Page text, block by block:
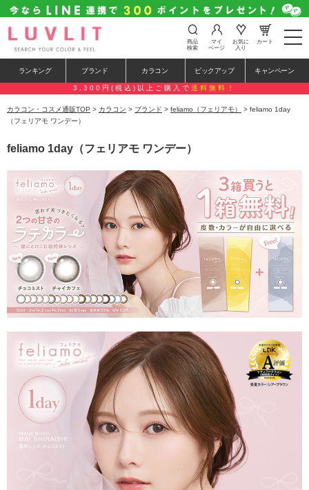
t
o
e
n
商品
検索
マイ
ページ
お気に
入り
カート
ランキング ブランド カラコン ピックアップ キャンペーン
3,300円(税込)以上ご購入で 送料無料！
カラコン・コスメ通販TOP > カラコン > ブランド > feliamo（フェリアモ）
> feliamo 1day
（フェリアモ ワンデー）
feliamo 1day（フェリアモ ワンデー）